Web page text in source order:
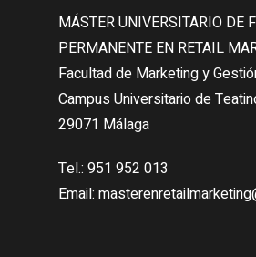
MÁSTER UNIVERSITARIO DE
PERMANENTE EN RETAIL
Facultad de Marketing y
Campus Universitario de
29071 Málaga
Tel.: 951 952 013
Email: